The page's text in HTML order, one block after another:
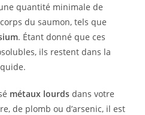
quantité minimale de
du saumon, tels que
. Étant donné que ces
ils restent dans la
métaux lourds dans votre
de plomb ou d’arsenic, il est